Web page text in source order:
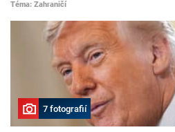
Téma: Zahraničí
7 fotografií